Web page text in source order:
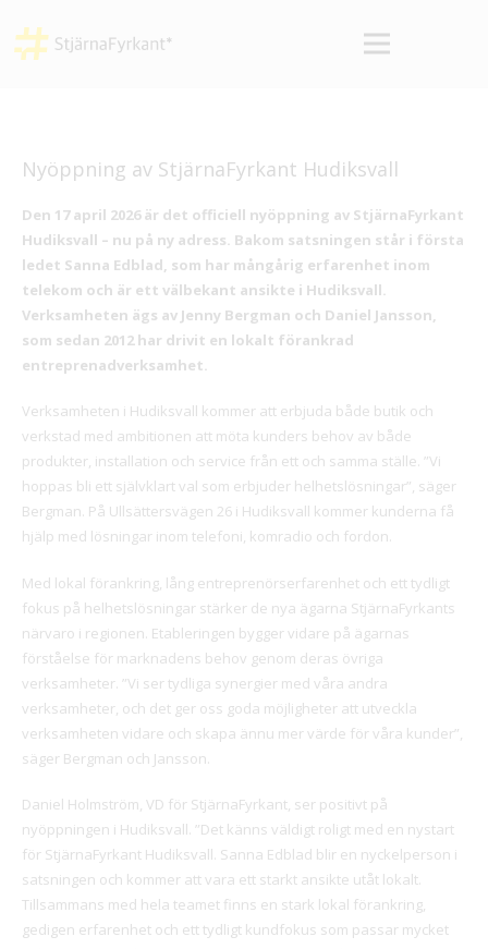
Nyöppning av StjärnaFyrkant Hudiksvall
Den 17 april 2026 är det officiell nyöppning av StjärnaFyrkant
Hudiksvall – nu på ny adress. Bakom satsningen står i första
ledet Sanna Edblad, som har mångårig erfarenhet inom
telekom och är ett välbekant ansikte i Hudiksvall.
Verksamheten ägs av Jenny Bergman och Daniel Jansson,
som sedan 2012 har drivit en lokalt förankrad
entreprenadverksamhet.
Verksamheten i Hudiksvall kommer att erbjuda både butik och
verkstad med ambitionen att möta kunders behov av både
produkter, installation och service från ett och samma ställe. ”Vi
hoppas bli ett självklart val som erbjuder helhetslösningar”, säger
Bergman. På Ullsättersvägen 26 i Hudiksvall kommer kunderna få
hjälp med lösningar inom telefoni, komradio och fordon.
Med lokal förankring, lång entreprenörserfarenhet och ett tydligt
fokus på helhetslösningar stärker de nya ägarna StjärnaFyrkants
närvaro i regionen. Etableringen bygger vidare på ägarnas
förståelse för marknadens behov genom deras övriga
verksamheter. ”Vi ser tydliga synergier med våra andra
verksamheter, och det ger oss goda möjligheter att utveckla
verksamheten vidare och skapa ännu mer värde för våra kunder”,
säger Bergman och Jansson.
Daniel Holmström, VD för StjärnaFyrkant, ser positivt på
nyöppningen i Hudiksvall. ”Det känns väldigt roligt med en nystart
för StjärnaFyrkant Hudiksvall. Sanna Edblad blir en nyckelperson i
satsningen och kommer att vara ett starkt ansikte utåt lokalt.
Tillsammans med hela teamet finns en stark lokal förankring,
gedigen erfarenhet och ett tydligt kundfokus som passar mycket